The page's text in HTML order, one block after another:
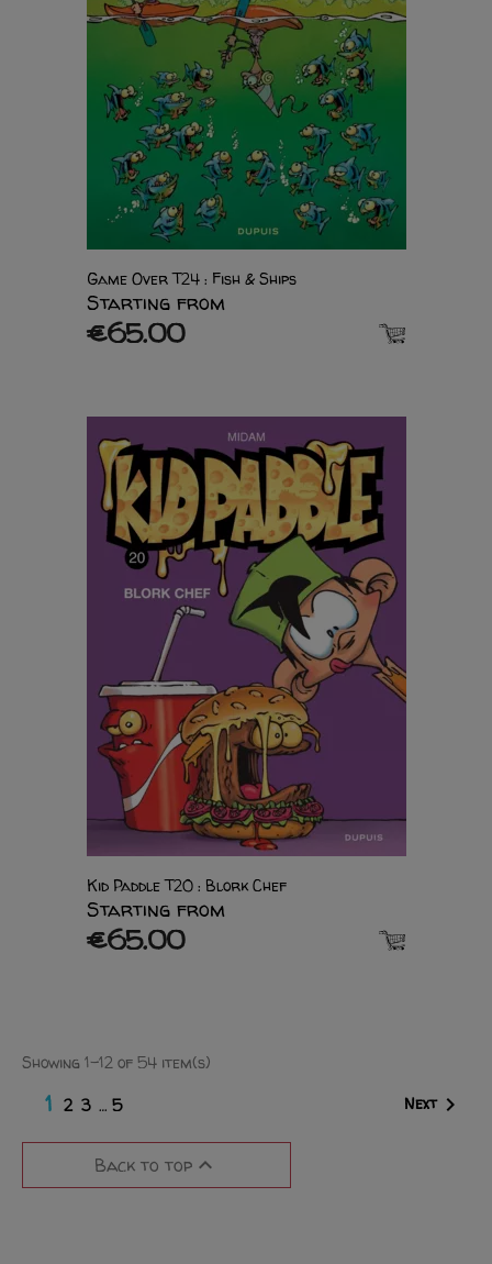
Game Over T24 : Fish & Ships
Starting from
€65.00
Kid Paddle T20 : Blork Chef
Starting from
€65.00
Showing 1-12 of 54 item(s)
1 2 3 … 5 Next
Back to top 